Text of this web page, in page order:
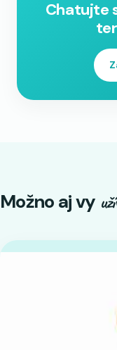
Chatujte
Možno aj vy